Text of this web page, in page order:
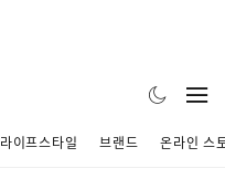
라이프스타일 브랜드 온라인 스